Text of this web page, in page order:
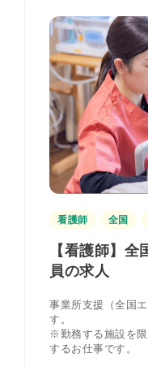
看護師 全国
【看護師】
員の求人
事業所支援（全国
す。
※勤務する施設を
するお仕事です。